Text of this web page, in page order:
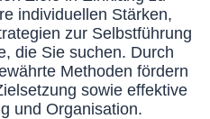
individuellen Stärken,
zur Selbstführung
die Sie suchen. Durch
Methoden fördern
sowie effektive
und Organisation.